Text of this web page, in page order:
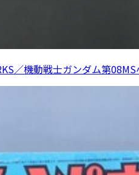
／機動戦士ガンダム第